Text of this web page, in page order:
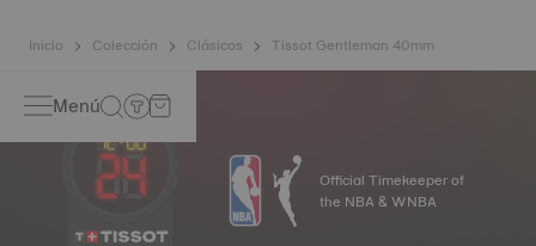
Inicio Colección Clásicos Tissot Gentleman 40mm
Menú
Official Timekeeper of
the NBA & WNBA